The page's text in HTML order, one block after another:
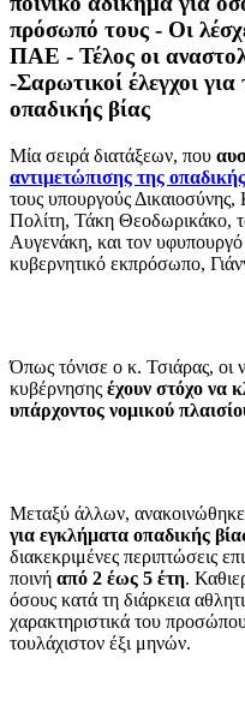
πρόσωπό τους - Οι
ΠΑΕ - Τέλος οι
-Σαρωτικοί έλεγχοι
οπαδικής βίας
Μία σειρά διατάξεων, που
αντιμετώπισης της
τους υπουργούς
Πολίτη, Τάκη Θεοδωρικάκο,
Αυγενάκη, και τον
κυβερνητικό εκπρόσωπο,
Όπως τόνισε ο κ. Τσιάρας, οι
κυβέρνησης έχουν στόχο να
υπάρχοντος νομικού
Μεταξύ άλλων, ανακοινώθηκε
για εγκλήματα οπαδικής
διακεκριμένες περιπτώσεις
ποινή από 2 έως 5 έτη.
όσους κατά τη διάρκεια
χαρακτηριστικά του
τουλάχιστον έξι μηνών.